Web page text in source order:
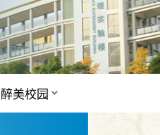
醉美校园